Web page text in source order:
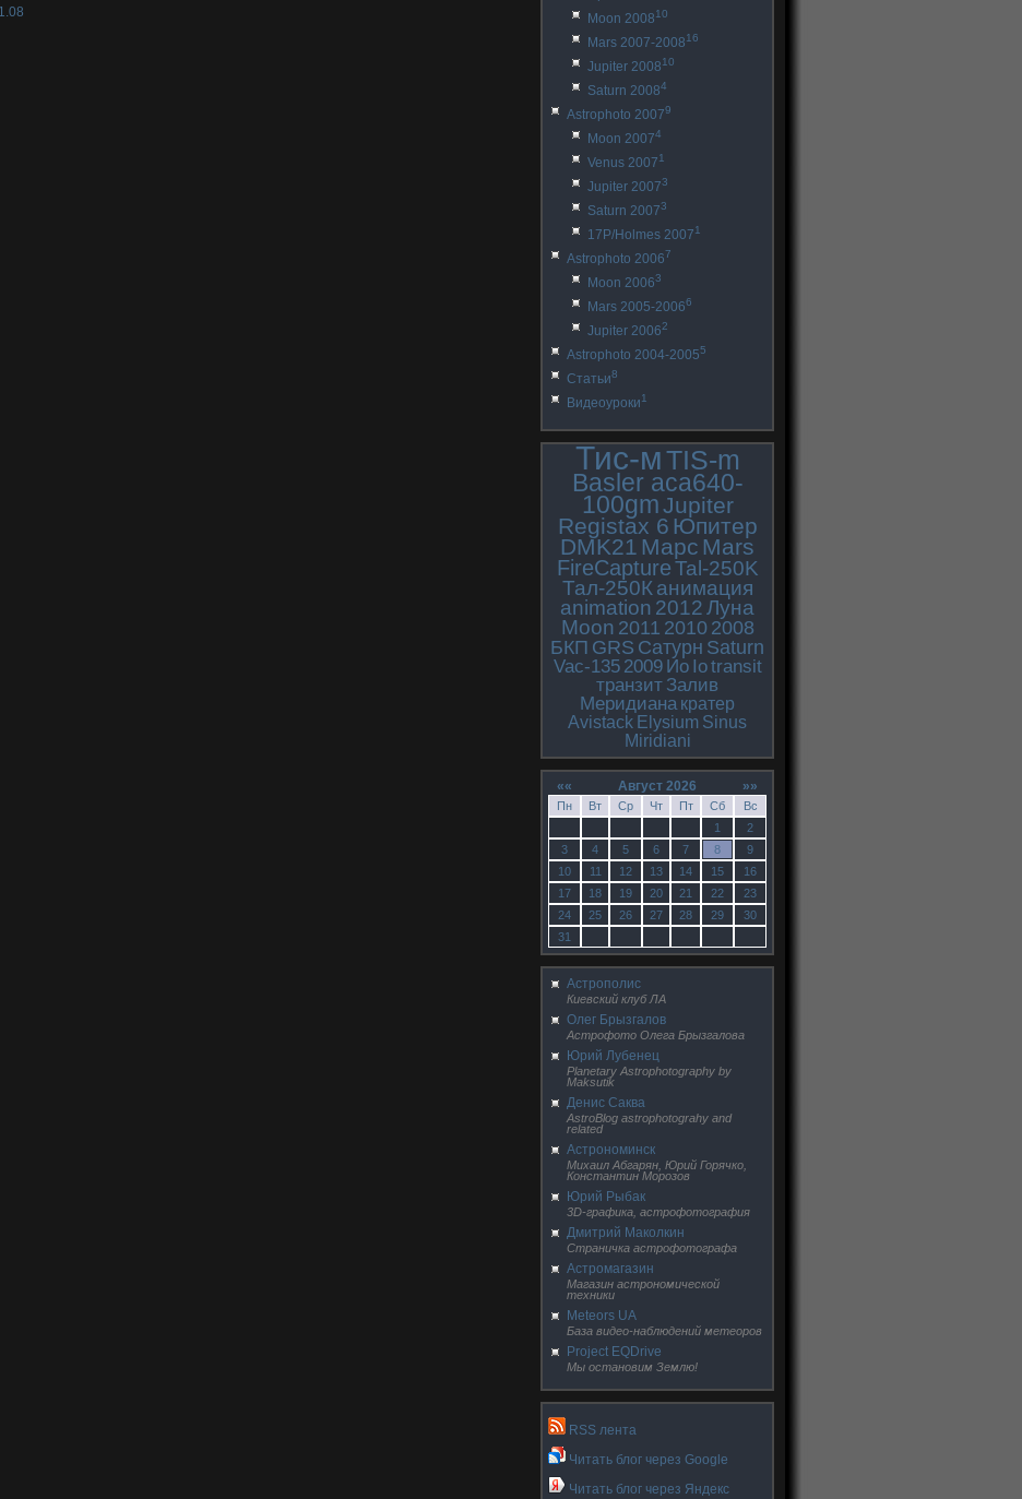
Moon 200810
Mars 2007-200816
Jupiter 200810
Saturn 20084
Astrophoto 20079
Moon 20074
Venus 20071
Jupiter 20073
Saturn 20073
17P/Holmes 20071
Astrophoto 20067
Moon 20063
Mars 2005-20066
Jupiter 20062
Astrophoto 2004-20055
Статьи8
Видеоуроки1
Тис-мTIS-m
Basler aca640-
100gmJupiter
Registax 6 Юпитер
DMK21 Марс Mars
FireCaptureTal-250K
Тал-250К анимация
animation 2012Луна
Moon 2011 2010 2008
БКП GRS Сатурн Saturn
Vac-135 2009 Ио Iotransit
транзит Залив
Меридиана кратер
Avistack Elysium Sinus
Miridiani
«« Август 2026 »»
Пн Вт Ср Чт Пт Сб
Вс
1
2
3
4 5 6 7 8
9
10
11 12 13 14 15
16
17
18 19 20 21 22
23
24
25 26 27 28 29
30
31
Астрополис
Киевский клуб ЛА
Олег Брызгалов
Астрофото Олега Брызгалова
Юрий Лубенец
Planetary Astrophotography by
Maksutik
Денис Саква
AstroBlog astrophotograhy and
related
Астрономинск
Михаил Абгарян, Юрий Горячко,
Константин Морозов
Юрий Рыбак
3D-графика, астрофотография
Дмитрий Маколкин
Страничка астрофотографа
Астромагазин
Магазин астрономической
техники
Meteors UA
База видео-наблюдений метеоров
Project EQDrive
Мы остановим Землю!
RSS лента
Читать блог через Google
Читать блог через Яндекс